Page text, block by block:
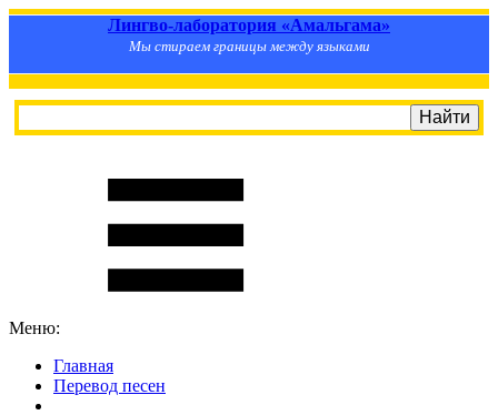
Лингво-лаборатория «Амальгама»
Мы стираем границы между языками
Меню:
Главная
Перевод песен